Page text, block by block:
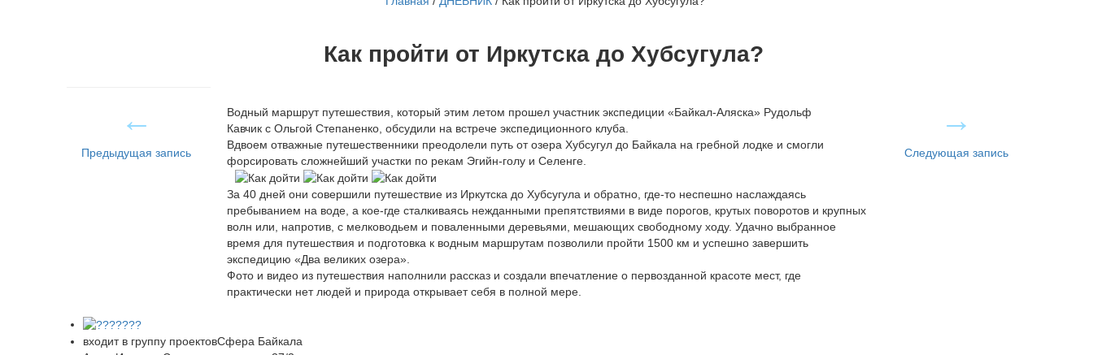
Как пройти от Иркутска до Хубсугула?
Предыдущая запись
Водный маршрут путешествия, который этим летом прошел участник экспедиции «Байкал-Аляска» Рудольф
Кавчик с Ольгой Степаненко, обсудили на встрече экспедиционного клуба.
Вдвоем отважные путешественники преодолели путь от озера Хубсугул до Байкала на гребной лодке и смогли
форсировать сложнейший участки по рекам Эгийн-голу и Селенге.
За 40 дней они совершили путешествие из Иркутска до Хубсугула и обратно, где-то неспешно наслаждаясь
пребыванием на воде, а кое-где сталкиваясь нежданными препятствиями в виде порогов, крутых поворотов и крупных
волн или, напротив, с мелководьем и поваленными деревьями, мешающих свободному ходу. Удачно выбранное
время для путешествия и подготовка к водным маршрутам позволили пройти 1500 км и успешно завершить
экспедицию «Два великих озера».
Фото и видео из путешествия наполнили рассказ и создали впечатление о первозданной красоте мест, где
практически нет людей и природа открывает себя в полной мере.
Следующая запись
входит в группу проектовСфера Байкала